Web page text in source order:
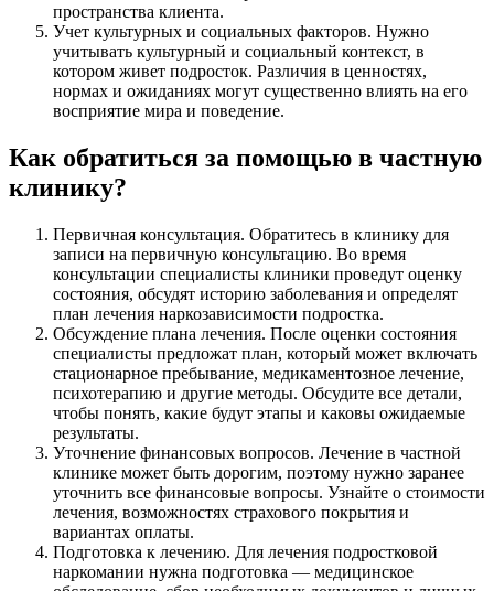
пространства клиента.
Учет культурных и социальных факторов. Нужно
учитывать культурный и социальный контекст, в
котором живет подросток. Различия в ценностях,
нормах и ожиданиях могут существенно влиять на его
восприятие мира и поведение.
Как обратиться за помощью в частную
клинику?
Первичная консультация. Обратитесь в клинику для
записи на первичную консультацию. Во время
консультации специалисты клиники проведут оценку
состояния, обсудят историю заболевания и определят
план лечения наркозависимости подростка.
Обсуждение плана лечения. После оценки состояния
специалисты предложат план, который может включать
стационарное пребывание, медикаментозное лечение,
психотерапию и другие методы. Обсудите все детали,
чтобы понять, какие будут этапы и каковы ожидаемые
результаты.
Уточнение финансовых вопросов. Лечение в частной
клинике может быть дорогим, поэтому нужно заранее
уточнить все финансовые вопросы. Узнайте о стоимости
лечения, возможностях страхового покрытия и
вариантах оплаты.
Подготовка к лечению. Для лечения подростковой
наркомании нужна подготовка — медицинское